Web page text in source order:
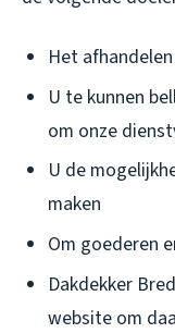
Het
U te kunnen
om onze
U de
maken
Om goederen
Dakdekker
website om